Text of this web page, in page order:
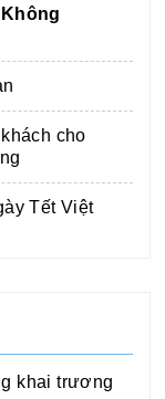
cho
Tết Việt
khai trương